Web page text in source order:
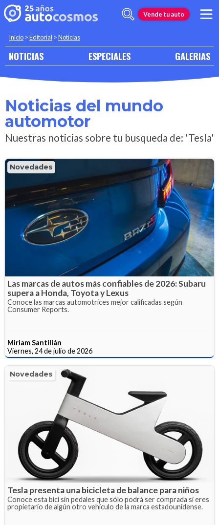
Vende tu auto
Inicio >Editorial >Noticias
NOTICIAS ESPECIALES GALERIAS
Noticias del mundo
automotor
Nuestras noticias sobre tu busqueda de: 'Tesla'
Novedades
Las marcas de autos más confiables de 2026: Subaru
supera a Honda, Toyota y Lexus
Conoce las marcas automotrices mejor calificadas según
Consumer Reports.
Miriam Santillán
Viernes, 24 de julio de 2026
Novedades
Tesla presenta una bicicleta de balance para niños
Conoce esta bici sin pedales que sólo podrá ser comprada si eres
propietario de algún otro vehículo de la marca estadounidense.